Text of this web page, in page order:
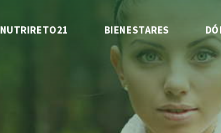
NUTRIRETO21 BIENESTARES